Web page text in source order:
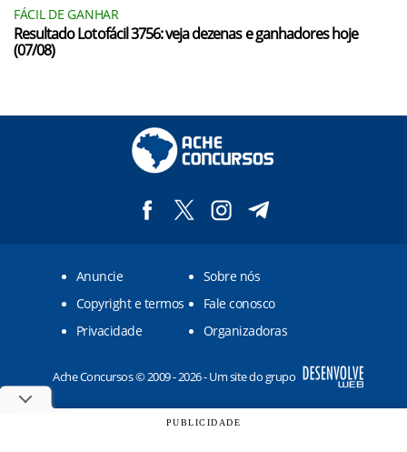
FÁCIL DE GANHAR
Resultado Lotofácil 3756: veja dezenas e ganhadores hoje
(07/08)
Anuncie
Sobre nós
Copyright e termos
Fale conosco
Privacidade
Organizadoras
Ache Concursos © 2009 - 2026 - Um site do grupo
PUBLICIDADE